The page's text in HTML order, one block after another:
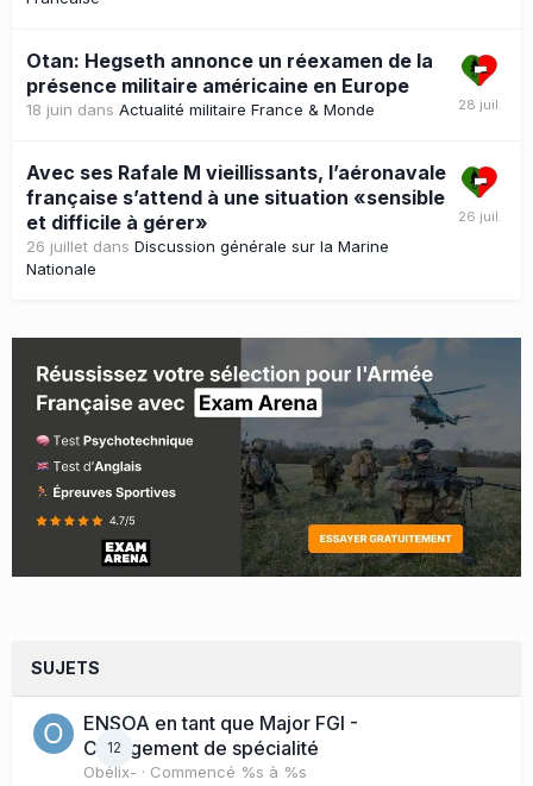
Otan: Hegseth annonce un réexamen de la
présence militaire américaine en Europe
18 juin dans Actualité militaire France & Monde
Avec ses Rafale M vieillissants, l’aéronavale
française s’attend à une situation «sensible
et difficile à gérer»
26 juillet dans Discussion générale sur la Marine
Nationale
SUJETS
12
ENSOA en tant que Major FGI -
Changement de spécialité
Obélix- · Commencé %s à %s